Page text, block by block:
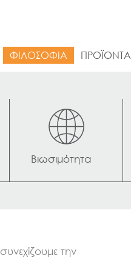
ΦΙΛΟΣΟΦΙΑ ΠΡΟΪΟΝΤΑ
Βιωσιμότητα
συνεχίζουμε την